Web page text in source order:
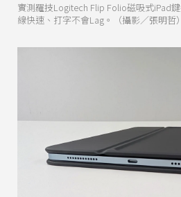
實測羅技Logitech Flip Folio磁吸式iPad
線快速、打字不會Lag。（攝影／張明哲）